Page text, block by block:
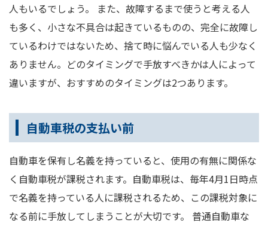
人もいるでしょう。 また、故障するまで使うと考える人
も多く、小さな不具合は起きているものの、完全に故障し
ているわけではないため、捨て時に悩んでいる人も少なく
ありません。どのタイミングで手放すべきかは人によって
違いますが、おすすめのタイミングは2つあります。
自動車税の支払い前
自動車を保有し名義を持っていると、使用の有無に関係な
く自動車税が課税されます。自動車税は、毎年4月1日時点
で名義を持っている人に課税されるため、この課税対象に
なる前に手放してしまうことが大切です。 普通自動車な